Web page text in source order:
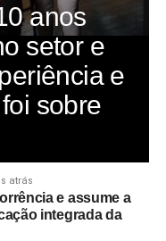
anos
setor e
e
sobre
atrás
e assume a
integrada da